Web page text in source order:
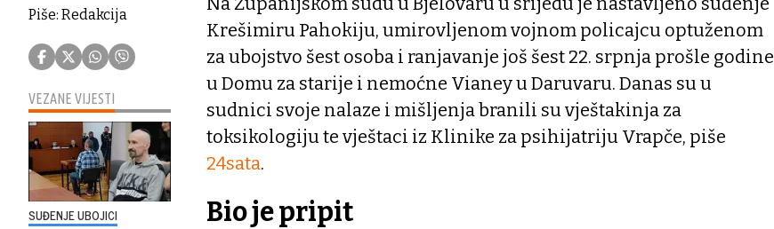
Piše: Redakcija
VEZANE VIJESTI
SUĐENJE UBOJICI
Krešimiru Pahokiju, umirovljenom vojnom policajcu optuženom
za ubojstvo šest osoba i ranjavanje još šest 22. srpnja prošle godine
u Domu za starije i nemoćne Vianey u Daruvaru. Danas su u
sudnici svoje nalaze i mišljenja branili su vještakinja za
toksikologiju te vještaci iz Klinike za psihijatriju Vrapče, piše
24sata.
Bio je pripit